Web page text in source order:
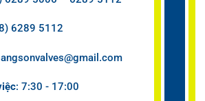
6289 5112
: 7:30 - 17:00